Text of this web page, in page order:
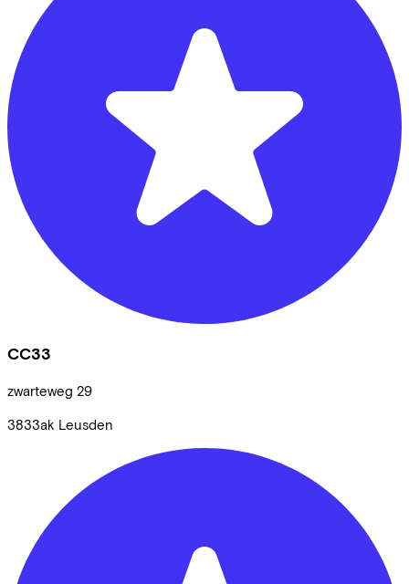
CC33
zwarteweg 29
3833ak Leusden